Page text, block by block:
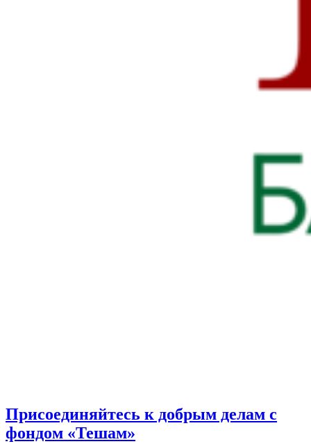
Присоединяйтесь к добрым делам с
фондом «Тешам»